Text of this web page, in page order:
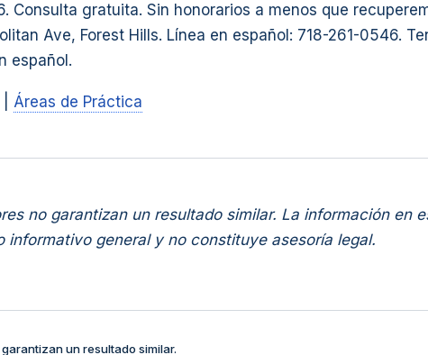
Consulta gratuita. Sin honorarios a menos que
Ave, Forest Hills. Línea en español: 718-261-0546.
español.
Áreas de Práctica
no garantizan un resultado similar. La información en
informativo general y no constituye asesoría legal.
un resultado similar.